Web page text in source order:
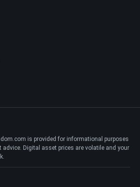
is provided for informational purposes
Digital asset prices are volatile and your